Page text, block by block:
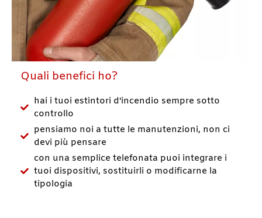
Quali benefici ho?
hai i tuoi estintori d'incendio sempre sotto
controllo
pensiamo noi a tutte le manutenzioni, non ci
devi più pensare
con una semplice telefonata puoi integrare i
tuoi dispositivi, sostituirli o modificarne la
tipologia